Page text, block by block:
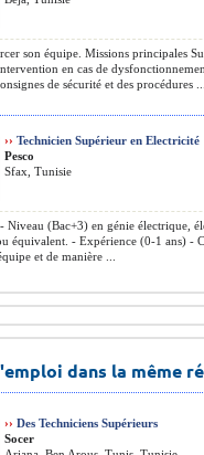
son équipe. Missions principales
en cas de
de sécurité et des procédures ...
›› Technicien Supérieur en Electricité
Pesco
Sfax, Tunisie
Niveau (Bac+3) en génie électrique,
équivalent. - Expérience (0-1 ans) -
et de manière ...
dans la même
›› Des Techniciens Supérieurs
Socer